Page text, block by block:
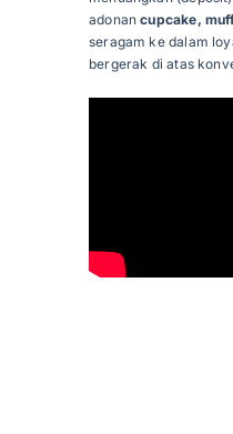
adonancupcake,
seragam ke dalam
bergerak di atas